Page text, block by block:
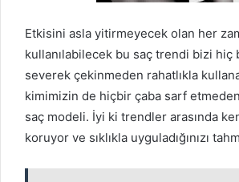
Etkisini asla yitirmeyecek olan her
kullanılabilecek bu saç trendi bizi hiç
severek çekinmeden rahatlıkla
kimimizin de hiçbir çaba sarf
saç modeli. İyi ki trendler arasında
koruyor ve sıklıkla uyguladığınızı